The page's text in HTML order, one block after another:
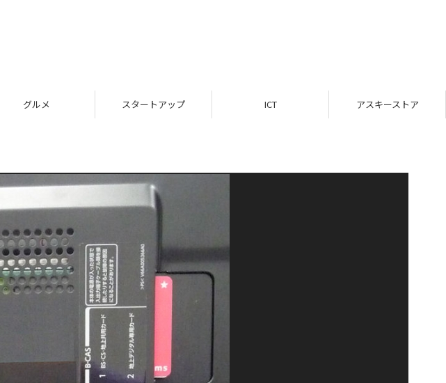
グルメ スタートアップ ICT アスキーストア